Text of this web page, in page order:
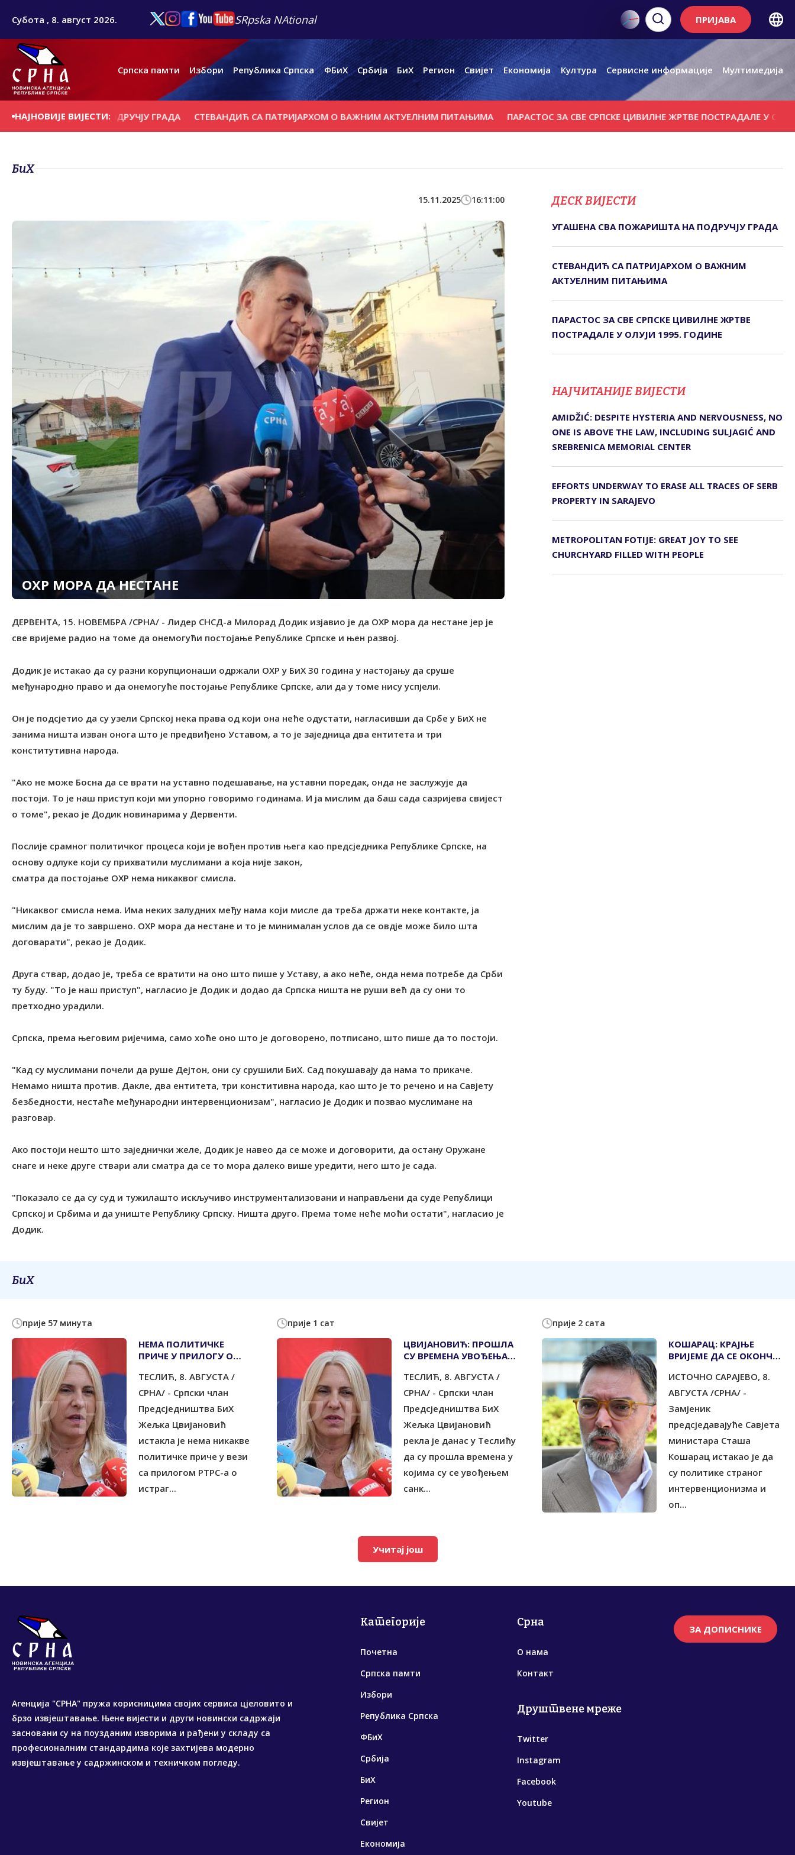
Субота , 8. август 2026. SRpska NAtional ПРИЈАВА
Српска памти Избори Република Српска ФБиХ Србија БиХ Регион Свијет Економија Култура Сервисне информације Мултимедија
НАЈНОВИЈЕ ВИЈЕСТИ:
НА ПОДРУЧЈУ ГРАДА СТЕВАНДИЋ СА ПАТРИЈАРХОМ О ВАЖНИМ АКТУЕЛНИМ ПИТАЊИМА ПАРАСТОС ЗА СВЕ СРПСКЕ ЦИВИЛНЕ ЖРТВЕ ПОСТРАДАЛЕ У ОЛУЈИ
БиХ
15.11.2025 16:11:00
ОХР МОРА ДА НЕСТАНЕ
ДЕРВЕНТА, 15. НОВЕМБРА /СРНА/ - Лидер СНСД-а Милорад Додик изјавио је да ОХР мора да нестане јер је
све вријеме радио на томе да онемогући постојање Републике Српске и њен развој.
Додик је истакао да су разни корупционаши одржали ОХР у БиХ 30 година у настојању да сруше
међународно право и да онемогуће постојање Републике Српске, али да у томе нису успјели.
Он је подсјетио да су узели Српској нека права од који она неће одустати, нагласивши да Србе у БиХ не
занима ништа изван онога што је предвиђено Уставом, а то је заједница два ентитета и три
конститутивна народа.
"Ако не може Босна да се врати на уставно подешавање, на уставни поредак, онда не заслужује да
постоји. Tо је наш приступ који ми упорно говоримо годинама. И ја мислим да баш сада сазријева свијест
о томе", рекао је Додик новинарима у Дервенти.
Послије срамног политичког процеса који је вођен против њега као предсједника Републике Српске, на
основу одлуке који су прихватили муслимани а која није закон,
сматра да постојање ОХР нема никаквог смисла.
"Никаквог смисла нема. Има неких залудних међу нама који мисле да треба држати неке контакте, ја
мислим да је то завршено. ОХР мора да нестане и то је минималан услов да се овдје може било шта
договарати", рекао је Додик.
Друга ствар, додао је, треба се вратити на оно што пише у Уставу, а ако неће, онда нема потребе да Срби
ту буду. "То је наш приступ", нагласио је Додик и додао да Српска ништа не руши већ да су они то
претходно урадили.
Српска, према његовим ријечима, само хоће оно што је договорено, потписано, што пише да то постоји.
"Кад су муслимани почели да руше Дејтон, они су срушили БиХ. Сад покушавају да нама то прикаче.
Немамо ништа против. Дакле, два ентитета, три конститивна народа, као што је то речено и на Савјету
безбедности, нестаће међународни интервенционизам", нагласио је Додик и позвао муслимане на
разговар.
Ако постоји нешто што заједнички желе, Додик је навео да се може и договорити, да остану Оружане
снаге и неке друге ствари али сматра да се то мора далеко више уредити, него што је сада.
"Показало се да су суд и тужилашто искључиво инструментализовани и направљени да суде Републици
Српској и Србима и да униште Републику Српску. Ништа друго. Према томе неће моћи остати", нагласио је
Додик.
ДЕСК ВИЈЕСТИ
УГАШЕНА СВА ПОЖАРИШТА НА ПОДРУЧЈУ ГРАДА
СТЕВАНДИЋ СА ПАТРИЈАРХОМ О ВАЖНИМ
АКТУЕЛНИМ ПИТАЊИМА
ПАРАСТОС ЗА СВЕ СРПСКЕ ЦИВИЛНЕ ЖРТВЕ
ПОСТРАДАЛЕ У ОЛУЈИ 1995. ГОДИНЕ
НАЈЧИТАНИЈЕ ВИЈЕСТИ
AMIDŽIĆ: DESPITE HYSTERIA AND NERVOUSNESS, NO
ONE IS ABOVE THE LAW, INCLUDING SULJAGIĆ AND
SREBRENICA MEMORIAL CENTER
EFFORTS UNDERWAY TO ERASE ALL TRACES OF SERB
PROPERTY IN SARAJEVO
METROPOLITAN FOTIJE: GREAT JOY TO SEE
CHURCHYARD FILLED WITH PEOPLE
БиХ
прије 57 минута
НЕМА ПОЛИТИЧКЕ
ПРИЧЕ У ПРИЛОГУ О
ЦЕНТРУ СРЕБРЕНИЦА
ТЕСЛИЋ, 8. АВГУСТА /
СРНА/ - Српски члан
Предсједништва БиХ
Жељка Цвијановић
истакла је нема никакве
политичке приче у вези
са прилогом РТРС-а о
истраг...
прије 1 сат
ЦВИЈАНОВИЋ: ПРОШЛА
СУ ВРЕМЕНА УВОЂЕЊА
ТЕСЛИЋ, 8. АВГУСТА /
СРНА/ - Српски члан
Предсједништва БиХ
Жељка Цвијановић
рекла је данас у Теслићу
да су прошла времена у
којима су се увођењем
санк...
прије 2 сата
КОШАРАЦ: КРАЈЊЕ
ВРИЈЕМЕ ДА СЕ ОКОНЧА
МЕЂУНАРОДНИ
ПРОТЕКТОРАТ У ЕВРОПИ
ИСТОЧНО САРАЈЕВО, 8.
АВГУСТА /СРНА/ -
Замјеник
предсједавајуће Савјета
министара Сташа
Кошарац истакао је да
су политике страног
интервенционизма и
оп...
Учитај још
Агенција "СРНА" пружа корисницима својих сервиса цјеловито и
брзо извјештавање. Њене вијести и други новински садржаји
засновани су на поузданим изворима и рађени у складу са
професионалним стандардима које захтијева модерно
извјештавање у садржинском и техничком погледу.
Категорије
Почетна
Српска памти
Избори
Република Српска
ФБиХ
Србија
БиХ
Регион
Свијет
Економија
Срна
О нама
Контакт
Друштвене мреже
Twitter
Instagram
Facebook
Youtube
ЗА ДОПИСНИКЕ